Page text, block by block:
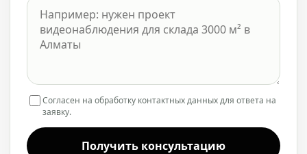
Согласен на обработку контактных данных для ответа на
заявку.
Получить консультацию